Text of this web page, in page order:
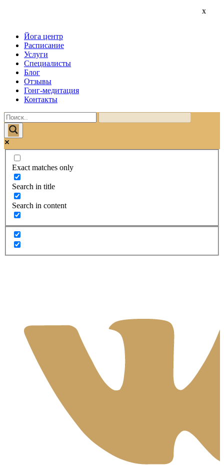
Йога центр
Расписание
Услуги
Специалисты
Блог
Отзывы
Гонг-медитация
Контакты
Exact matches only
Search in title
Search in content
x
x
x